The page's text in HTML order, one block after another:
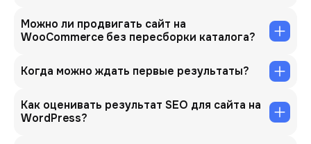
Можно ли продвигать сайт на
WooCommerce без пересборки каталога?
Когда можно ждать первые результаты?
Как оценивать результат SEO для сайта на
WordPress?